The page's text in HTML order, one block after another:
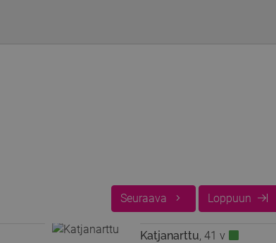
Seuraava Loppuun
Katjanarttu, 41 v